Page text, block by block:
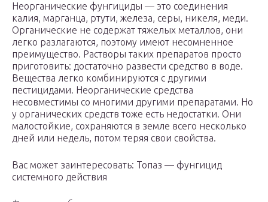
Неорганические фунгициды — это соединения
калия, марганца, ртути, железа, серы, никеля, меди.
Органические не содержат тяжелых металлов, они
легко разлагаются, поэтому имеют несомненное
преимущество. Растворы таких препаратов просто
приготовить: достаточно развести средство в воде.
Вещества легко комбинируются с другими
пестицидами. Неорганические средства
несовместимы со многими другими препаратами. Но
у органических средств тоже есть недостатки. Они
малостойкие, сохраняются в земле всего несколько
дней или недель, потом теряя свои свойства.
Вас может заинтересовать: Топаз — фунгицид
системного действия